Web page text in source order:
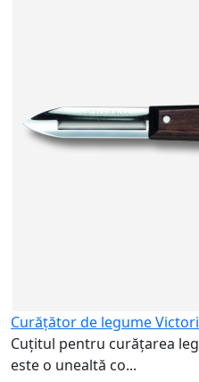
Curățător de legume
Cuțitul pentru curățarea
este o unealtă co...